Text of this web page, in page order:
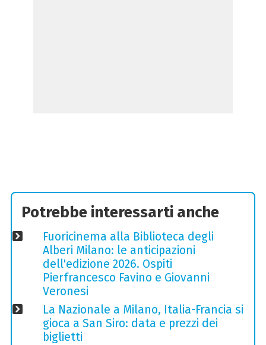
Potrebbe interessarti anche
Fuoricinema alla Biblioteca degli
Alberi Milano: le anticipazioni
dell'edizione 2026. Ospiti
Pierfrancesco Favino e Giovanni
Veronesi
La Nazionale a Milano, Italia-Francia si
gioca a San Siro: data e prezzi dei
biglietti